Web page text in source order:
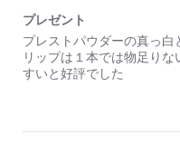
プレゼント
Review
by
on
review
stating
プ
ト
プレストパウダーの真っ
リップは１本では物足り
すいと好評でした